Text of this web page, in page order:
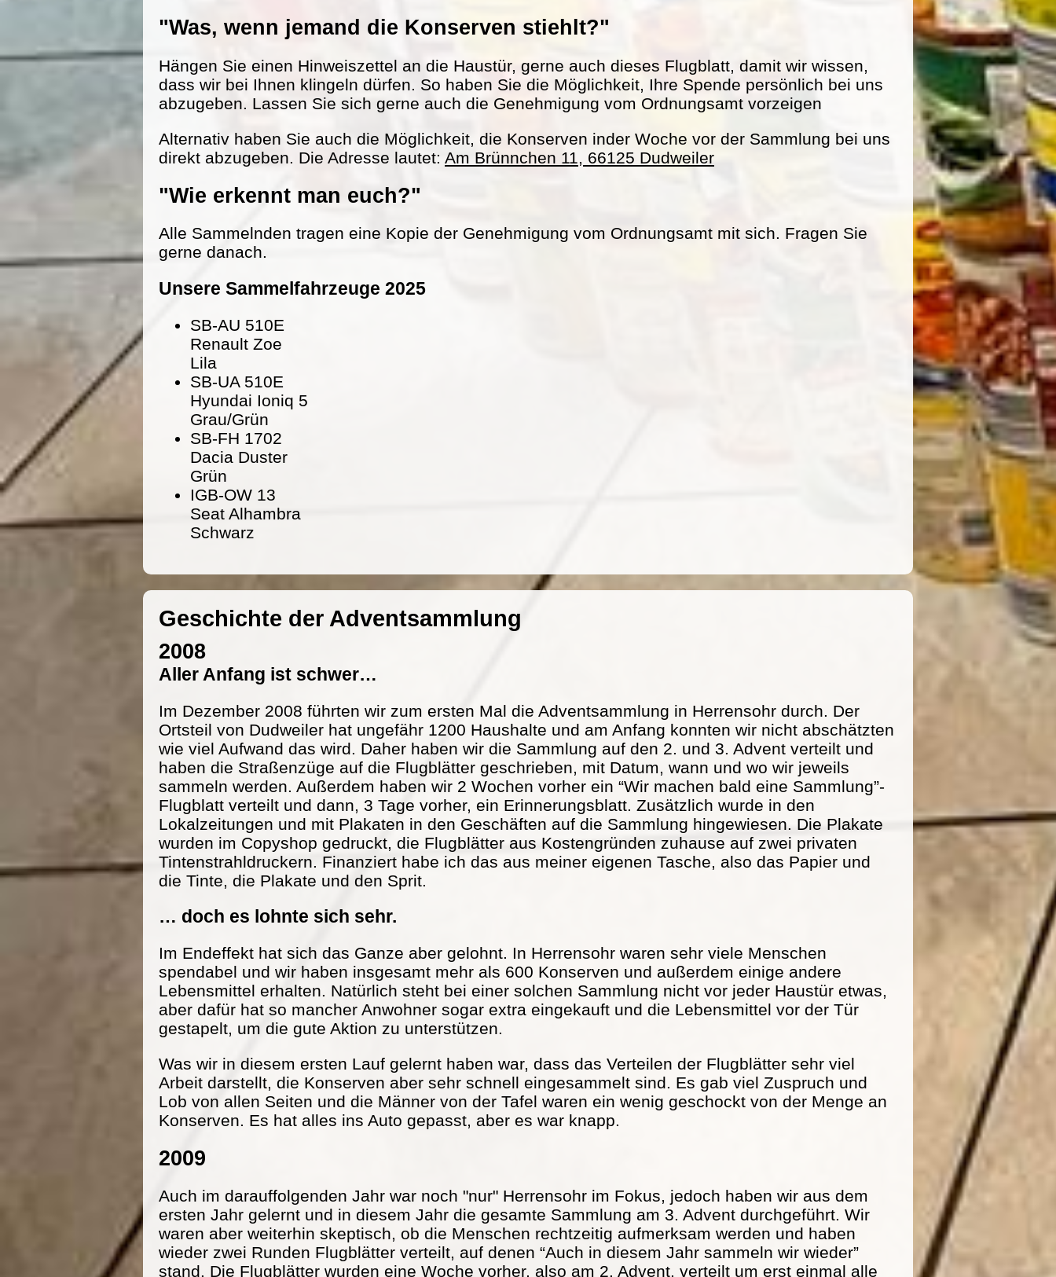
"Was, wenn jemand die Konserven stiehlt?"
Hängen Sie einen Hinweiszettel an die Haustür, gerne auch dieses Flugblatt, damit wir wissen,
dass wir bei Ihnen klingeln dürfen. So haben Sie die Möglichkeit, Ihre Spende persönlich bei uns
abzugeben. Lassen Sie sich gerne auch die Genehmigung vom Ordnungsamt vorzeigen
Alternativ haben Sie auch die Möglichkeit, die Konserven inder Woche vor der Sammlung bei uns
direkt abzugeben. Die Adresse lautet: Am Brünnchen 11, 66125 Dudweiler
"Wie erkennt man euch?"
Alle Sammelnden tragen eine Kopie der Genehmigung vom Ordnungsamt mit sich. Fragen Sie
gerne danach.
Unsere Sammelfahrzeuge 2025
SB-AU 510E
Renault Zoe
Lila
SB-UA 510E
Hyundai Ioniq 5
Grau/Grün
SB-FH 1702
Dacia Duster
Grün
IGB-OW 13
Seat Alhambra
Schwarz
Geschichte der Adventsammlung
2008
Aller Anfang ist schwer…
Im Dezember 2008 führten wir zum ersten Mal die Adventsammlung in Herrensohr durch. Der
Ortsteil von Dudweiler hat ungefähr 1200 Haushalte und am Anfang konnten wir nicht abschätzten
wie viel Aufwand das wird. Daher haben wir die Sammlung auf den 2. und 3. Advent verteilt und
haben die Straßenzüge auf die Flugblätter geschrieben, mit Datum, wann und wo wir jeweils
sammeln werden. Außerdem haben wir 2 Wochen vorher ein “Wir machen bald eine Sammlung”-
Flugblatt verteilt und dann, 3 Tage vorher, ein Erinnerungsblatt. Zusätzlich wurde in den
Lokalzeitungen und mit Plakaten in den Geschäften auf die Sammlung hingewiesen. Die Plakate
wurden im Copyshop gedruckt, die Flugblätter aus Kostengründen zuhause auf zwei privaten
Tintenstrahldruckern. Finanziert habe ich das aus meiner eigenen Tasche, also das Papier und
die Tinte, die Plakate und den Sprit.
… doch es lohnte sich sehr.
Im Endeffekt hat sich das Ganze aber gelohnt. In Herrensohr waren sehr viele Menschen
spendabel und wir haben insgesamt mehr als 600 Konserven und außerdem einige andere
Lebensmittel erhalten. Natürlich steht bei einer solchen Sammlung nicht vor jeder Haustür etwas,
aber dafür hat so mancher Anwohner sogar extra eingekauft und die Lebensmittel vor der Tür
gestapelt, um die gute Aktion zu unterstützen.
Was wir in diesem ersten Lauf gelernt haben war, dass das Verteilen der Flugblätter sehr viel
Arbeit darstellt, die Konserven aber sehr schnell eingesammelt sind. Es gab viel Zuspruch und
Lob von allen Seiten und die Männer von der Tafel waren ein wenig geschockt von der Menge an
Konserven. Es hat alles ins Auto gepasst, aber es war knapp.
2009
Auch im darauffolgenden Jahr war noch "nur" Herrensohr im Fokus, jedoch haben wir aus dem
ersten Jahr gelernt und in diesem Jahr die gesamte Sammlung am 3. Advent durchgeführt. Wir
waren aber weiterhin skeptisch, ob die Menschen rechtzeitig aufmerksam werden und haben
wieder zwei Runden Flugblätter verteilt, auf denen “Auch in diesem Jahr sammeln wir wieder”
stand. Die Flugblätter wurden eine Woche vorher, also am 2. Advent, verteilt um erst einmal alle